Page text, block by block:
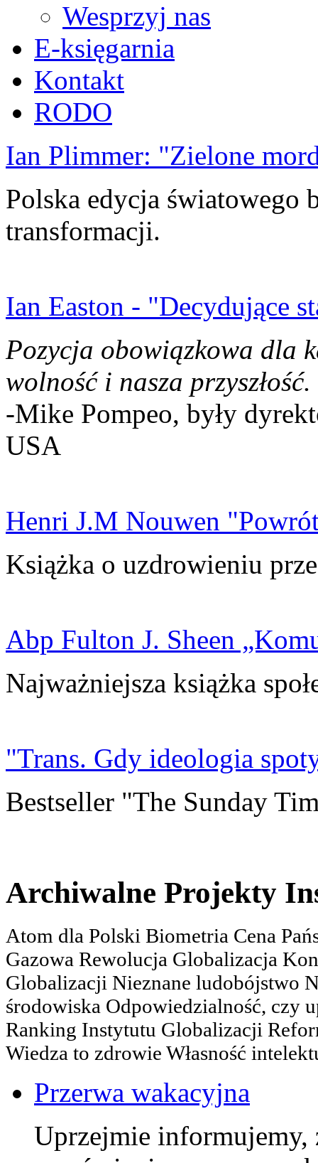
Wesprzyj nas
E-księgarnia
Kontakt
RODO
Ian Plimmer: "Zielone
Polska edycja światowego
transformacji.
Ian Easton - "Decydujące
Pozycja obowiązkowa dla
wolność i nasza przyszłość.
-Mike Pompeo, były
USA
Henri J.M Nouwen
Książka o uzdrowieniu
Abp Fulton J. Sheen
Najważniejsza książka
"Trans. Gdy ideologia
Bestseller "The Sunday
Archiwalne Projekty
Atom dla Polski Biometria Cena
Gazowa Rewolucja Globalizacja
Globalizacji Nieznane ludobójstwo
środowiska Odpowiedzialność, czy
Ranking Instytutu Globalizacji
Wiedza to zdrowie Własność
Przerwa wakacyjna
Uprzejmie informujemy,